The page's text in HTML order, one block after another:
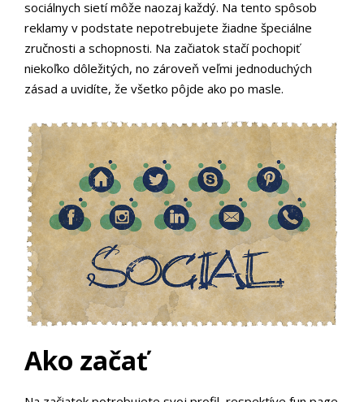
sociálnych sietí môže naozaj každý. Na tento spôsob
reklamy v podstate nepotrebujete žiadne špeciálne
zručnosti a schopnosti. Na začiatok stačí pochopiť
niekoľko dôležitých, no zároveň veľmi jednoduchých
zásad a uvidíte, že všetko pôjde ako po masle.
Ako začať